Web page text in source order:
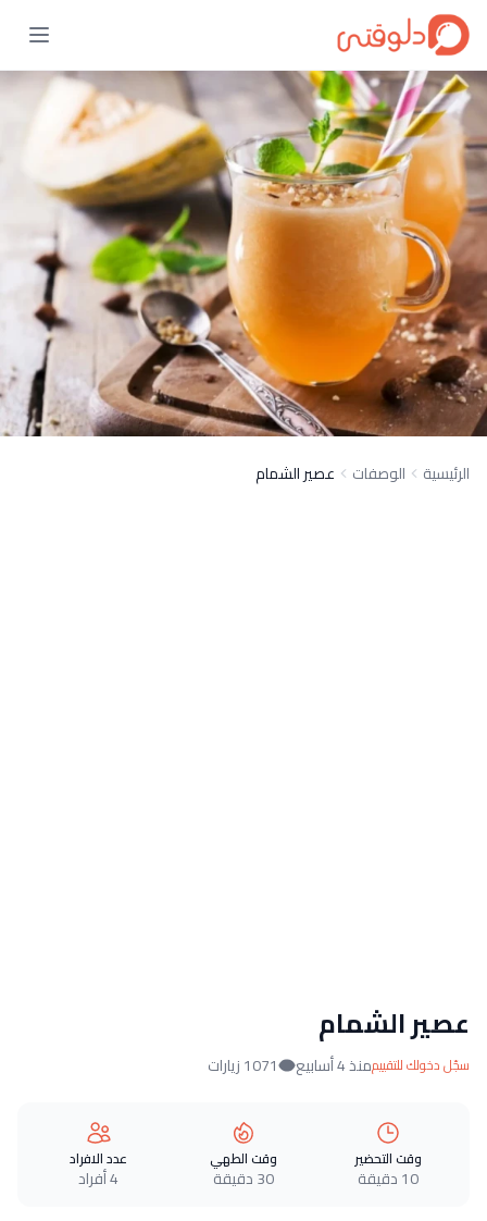
الرئيسية الوصفات عصير الشمام
عصير الشمام
سجّل دخولك للتقييممنذ 4 أسابيع 1071 زيارات
وقت التحضير
10 دقيقة
وقت الطهي
30 دقيقة
عدد الافراد
4 أفراد